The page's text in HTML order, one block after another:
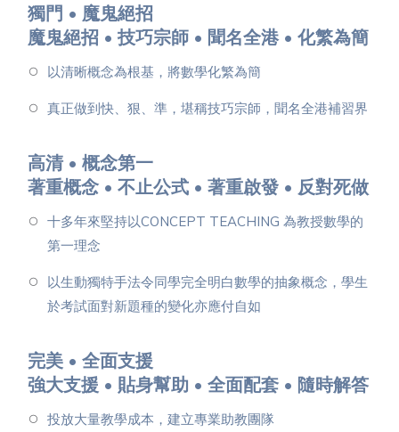
獨門 • 魔鬼絕招
魔鬼絕招 • 技巧宗師 • 聞名全港 • 化繁為簡
以清晰概念為根基，將數學化繁為簡
真正做到快、狠、準，堪稱技巧宗師，聞名全港補習界
高清 • 概念第一
著重概念 • 不止公式 • 著重啟發 • 反對死做
十多年來堅持以CONCEPT TEACHING 為教授數學的
第一理念
以生動獨特手法令同學完全明白數學的抽象概念，學生
於考試面對新題種的變化亦應付自如
完美 • 全面支援
強大支援 • 貼身幫助 • 全面配套 • 隨時解答
投放大量教學成本，建立專業助教團隊